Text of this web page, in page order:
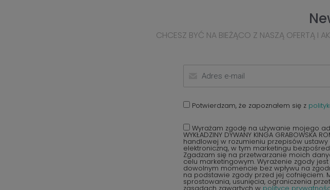
CHCESZ BYĆ NA BIEŻĄCO Z NASZĄ OFERTĄ I
Potwierdzam, że zapoznałem się z
Wyrażam zgodę na używanie mojego
WYKŁADZINY DYWANY KINGA
handlowej w rozumieniu przepisów
elektroniczną, w tym marketingu
Zgadzam się na przetwarzanie moich
celu marketingowym. Wyrażenie zgody
dowolnym momencie bez wpływu na
na podstawie zgody przed jej cofnięciem.
sprostowania, usunięcia, ograniczenia